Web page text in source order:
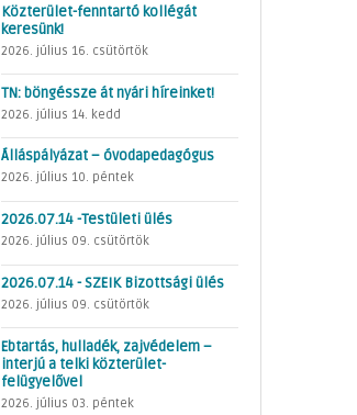
Közterület-fenntartó kollégát
keresünk!
2026. július 16. csütörtök
TN: böngéssze át nyári híreinket!
2026. július 14. kedd
Álláspályázat – óvodapedagógus
2026. július 10. péntek
2026.07.14 -Testületi ülés
2026. július 09. csütörtök
2026.07.14 - SZEIK Bizottsági ülés
2026. július 09. csütörtök
Ebtartás, hulladék, zajvédelem –
interjú a telki közterület-
felügyelővel
2026. július 03. péntek